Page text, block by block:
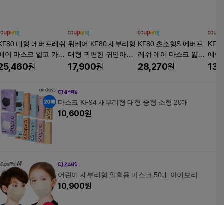
대형 에버프레쉬
어 마스크 얇고 가벼
여름용 새부리형, 1
원
위케어 KF80 새부리형
대형 귀편한 귀안아픈
숨쉬기편한 여름용 마
17,900원
KF80 초소형S 에버프
레쉬 에어 마스크 얇고
가벼운 여름용 새부리
28,270원
에어
지퍼
마스크 KF94 새부리형 대형 중형 소형 20매
10,600원
어린이 새부리형 일회용 마스크 50매 아이보리
10,900원